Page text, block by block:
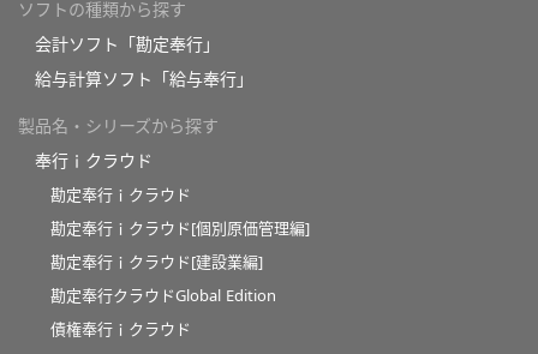
ソフトの種類から探す
会計ソフト「勘定奉行」
給与計算ソフト「給与奉行」
製品名・シリーズから探す
奉行ｉクラウド
勘定奉行ｉクラウド
勘定奉行ｉクラウド[個別原価管理編]
勘定奉行ｉクラウド[建設業編]
勘定奉行クラウドGlobal Edition
債権奉行ｉクラウド